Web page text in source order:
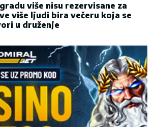
više nisu rezervisane za
više ljudi bira večeru koja se
u druženje